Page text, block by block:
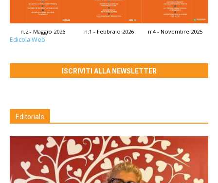
n.2 - Maggio 2026 n.1 - Febbraio 2026 n.4 - Novembre 2025
Edicola Web
ISCRIVITI ALLA NEWSLETTER
Editoriale